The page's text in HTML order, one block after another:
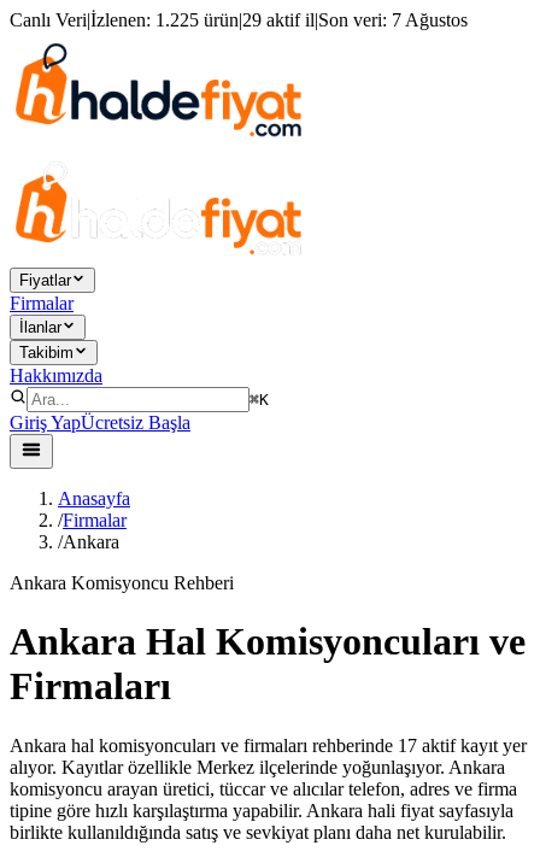
Canlı Veri|İzlenen: 1.225 ürün|29 aktif il|Son veri: 7 Ağustos
Fiyatlar
Firmalar
İlanlar
Takibim
Hakkımızda
⌘K
Giriş YapÜcretsiz Başla
Anasayfa
/Firmalar
/Ankara
Ankara Komisyoncu Rehberi
Ankara Hal Komisyoncuları ve
Firmaları
Ankara hal komisyoncuları ve firmaları rehberinde 17 aktif kayıt yer
alıyor. Kayıtlar özellikle Merkez ilçelerinde yoğunlaşıyor. Ankara
komisyoncu arayan üretici, tüccar ve alıcılar telefon, adres ve firma
tipine göre hızlı karşılaştırma yapabilir. Ankara hali fiyat sayfasıyla
birlikte kullanıldığında satış ve sevkiyat planı daha net kurulabilir.